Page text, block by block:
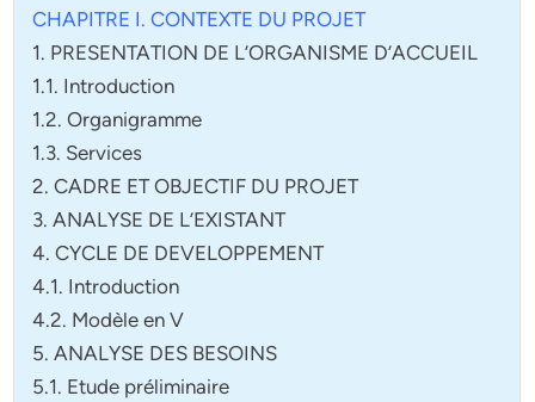
CHAPITRE I. CONTEXTE DU PROJET
1. PRESENTATION DE L’ORGANISME D’ACCUEIL
1.1. Introduction
1.2. Organigramme
1.3. Services
2. CADRE ET OBJECTIF DU PROJET
3. ANALYSE DE L’EXISTANT
4. CYCLE DE DEVELOPPEMENT
4.1. Introduction
4.2. Modèle en V
5. ANALYSE DES BESOINS
5.1. Etude préliminaire